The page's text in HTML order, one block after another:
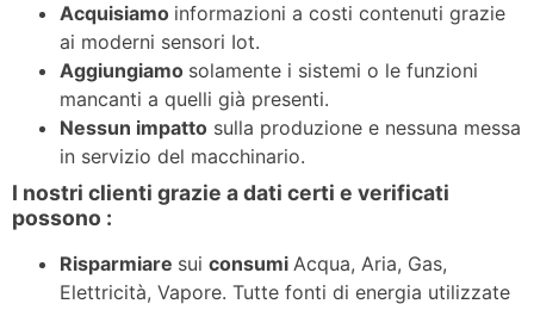
Acquisiamo informazioni a costi contenuti grazie
ai moderni sensori Iot.
Aggiungiamo solamente i sistemi o le funzioni
mancanti a quelli già presenti.
Nessun impatto sulla produzione e nessuna messa
in servizio del macchinario.
I nostri clienti grazie a dati certi e verificati
possono :
Risparmiare sui consumi Acqua, Aria, Gas,
Elettricità, Vapore. Tutte fonti di energia utilizzate